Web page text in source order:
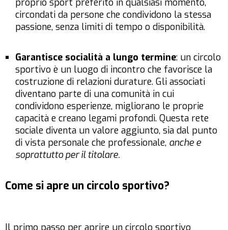
proprio sport preferito in qualsiasi momento,
circondati da persone che condividono la stessa
passione, senza limiti di tempo o disponibilità.
Garantisce socialità a lungo termine: un circolo
sportivo è un luogo di incontro che favorisce la
costruzione di relazioni durature. Gli associati
diventano parte di una comunità in cui
condividono esperienze, migliorano le proprie
capacità e creano legami profondi. Questa rete
sociale diventa un valore aggiunto, sia dal punto
di vista personale che professionale, anche e
soprattutto per il titolare.
Come si apre un circolo sportivo?
Il primo passo per aprire un circolo sportivo